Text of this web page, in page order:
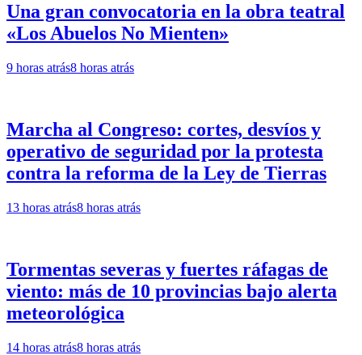
Una gran convocatoria en la obra teatral
«Los Abuelos No Mienten»
9 horas atrás8 horas atrás
Marcha al Congreso: cortes, desvíos y
operativo de seguridad por la protesta
contra la reforma de la Ley de Tierras
13 horas atrás8 horas atrás
Tormentas severas y fuertes ráfagas de
viento: más de 10 provincias bajo alerta
meteorológica
14 horas atrás8 horas atrás